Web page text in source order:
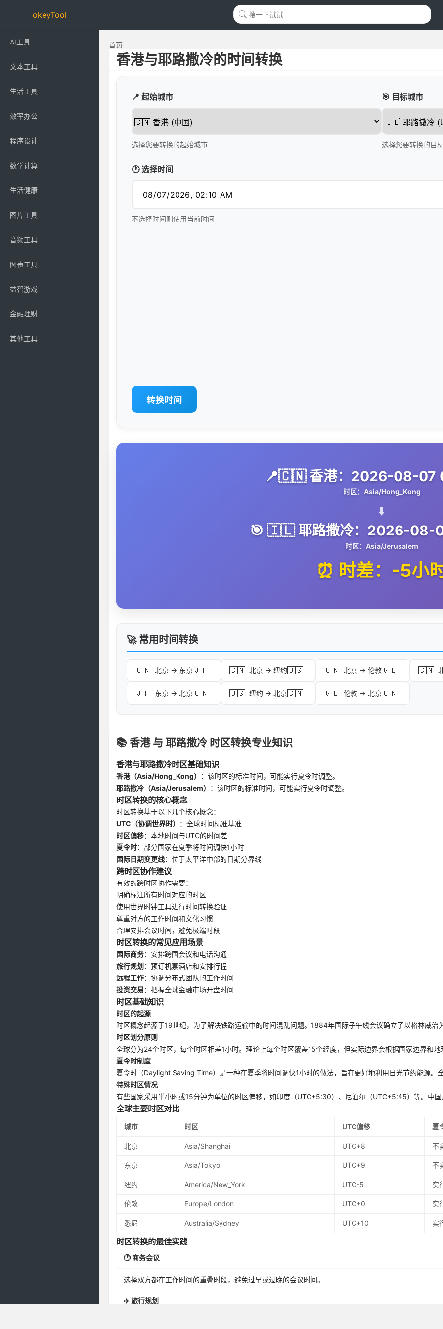
okeyTool
AI工具
文本工具
生活工具
效率办公
程序设计
数学计算
生活健康
图片工具
音频工具
图表工具
益智游戏
金融理财
其他工具
首页
香港与耶路撒冷的时间转换
📍 起始城市
选择您要转换的起始城市
🎯 目标城市
选择您要转换的目
🕐 选择时间
不选择时间则使用当前时间
转换时间
📍🇨🇳 香港：2026-08-07
时区：Asia/Hong_Kong
⬇️
🎯 🇮🇱 耶路撒冷：2026-08-
时区：Asia/Jerusalem
⏰ 时差：-5小
🚀 常用时间转换
🇨🇳 北京 → 东京🇯🇵 🇨🇳 北京 → 纽约🇺🇸 🇨🇳 北京 → 伦敦🇬🇧 🇨🇳
🇯🇵 东京 → 北京🇨🇳 🇺🇸 纽约 → 北京🇨🇳 🇬🇧 伦敦 → 北京🇨🇳
📚 香港 与 耶路撒冷 时区转换专业知识
香港与耶路撒冷时区基础知识
香港（Asia/Hong_Kong）
：该时区的标准时间，可能实行夏令时调整。
耶路撒冷（Asia/Jerusalem）
：该时区的标准时间，可能实行夏令时调整。
时区转换的核心概念
时区转换基于以下几个核心概念：
UTC（协调世界时）
：全球时间标准基准
时区偏移：本地时间与UTC的时间差
夏令时：部分国家在夏季将时间调快1小时
国际日期变更线：位于太平洋中部的日期分界线
跨时区协作建议
有效的跨时区协作需要：
明确标注所有时间对应的时区
使用世界时钟工具进行时间转换验证
尊重对方的工作时间和文化习惯
合理安排会议时间，避免极端时段
时区转换的常见应用场景
国际商务：安排跨国会议和电话沟通
旅行规划 ：预订机票酒店和安排行程
远程工作：协调分布式团队的工作时间
投资交易：把握全球金融市场开盘时间
时区基础知识
时区的起源
时区概念起源于19世纪，为了解决铁路运输中的时间混乱问题。1884年国际子午线会议确立了以格林威治
时区划分原则
全球分为24个时区，每个时区相差1小时。理论上每个时区覆盖15个经度，但实际边界会根据国家边界和地
夏令时制度
夏令时（Daylight Saving Time）是一种在夏季将时间调快1小时的做法，旨在更好地利用日光节约能源。
特殊时区情况
有些国家采用半小时或15分钟为单位的时区偏移，如印度（UTC+5:30）、尼泊尔（UTC+5:45）等。中国
全球主要时区对比
城市 时区 UTC偏移 夏
北京 Asia/Shanghai UTC+8 不
东京 Asia/Tokyo UTC+9 不
纽约 America/New_York UTC-5 实
伦敦 Europe/London UTC+0 实
悉尼 Australia/Sydney UTC+10 实
时区转换的最佳实践
🕐 商务会议
选择双方都在工作时间的重叠时段，避免过早或过晚的会议时间。
✈️ 旅行规划